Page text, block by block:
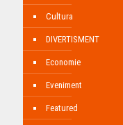
Cultura
DIVERTISMENT
Economie
Eveniment
Featured